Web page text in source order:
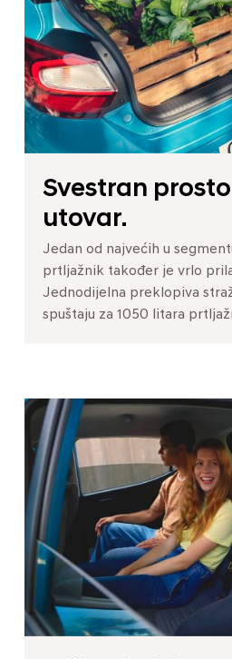
Svestran
utovar.
Jedan od najvećih u
prtljažnik također je vrlo
Jednodijelna preklopiva
spuštaju za 1050 litara